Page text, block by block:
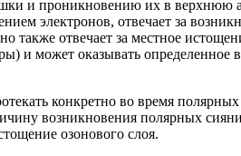
и проникновению их в верхнюю
электронов, отвечает за
также отвечает за местное
и может оказывать определенное
конкретно во время
возникновения полярных
озонового слоя.